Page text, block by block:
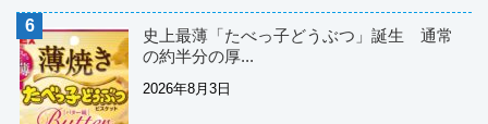
史上最薄「たべっ子どうぶつ」誕生 通常
の約半分の厚...
2026年8月3日